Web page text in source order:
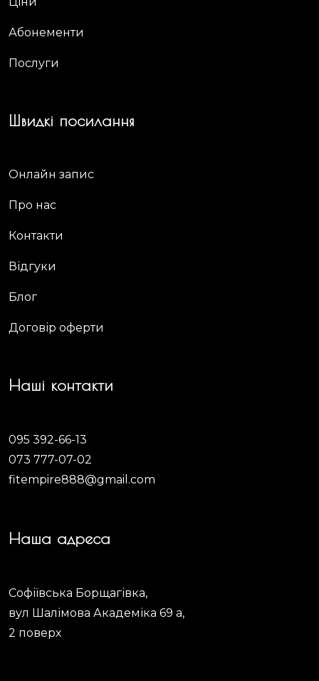
Абонементи
Послуги
Швидкі посилання
Онлайн запис
Про нас
Контакти
Відгуки
Блог
Договір оферти
Наші контакти
095 392-66-13
073 777-07-02
fitempire888@gmail.com
Наша адреса
Софіївська Борщагівка,
вул Шалімова Академіка 69 а,
2 поверх